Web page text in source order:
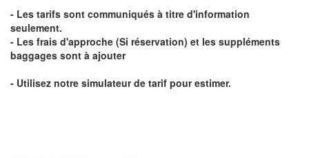
- Les tarifs sont communiqués à titre d'information
seulement.
- Les frais d'approche (Si réservation) et les suppléments
baggages sont à ajouter
- Utilisez notre simulateur de tarif pour estimer.